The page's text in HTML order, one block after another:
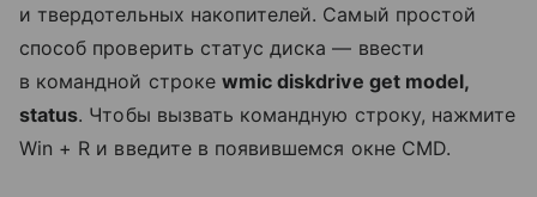
и твердотельных накопителей. Самый простой
способ проверить статус диска — ввести
в командной строке wmic diskdrive get model,
status. Чтобы вызвать командную строку, нажмите
Win + R и введите в появившемся окне CMD.